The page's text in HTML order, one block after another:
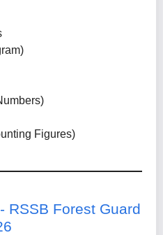
Figures)
RSSB Forest Guard